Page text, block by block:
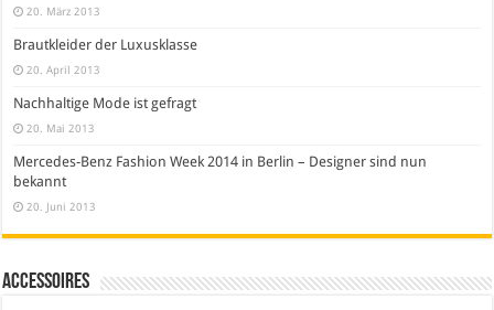
20. März 2013
Brautkleider der Luxusklasse
20. April 2013
Nachhaltige Mode ist gefragt
20. Mai 2013
Mercedes-Benz Fashion Week 2014 in Berlin – Designer sind nun
bekannt
20. Juni 2013
Accessoires